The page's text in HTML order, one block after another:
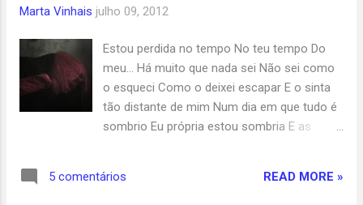
Marta Vinhais julho 09, 2012
Estou perdida no tempo No teu tempo Do
meu... Há muito que nada sei Não sei como
o esqueci Como o deixei escapar E o sinta
tão distante de mim Num dia em que tudo é
sombrio Eu própria estou sombria E as
5 comentários READ MORE »